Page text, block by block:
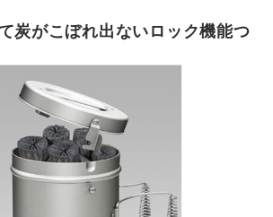
炭がこぼれ出ないロック機能つ